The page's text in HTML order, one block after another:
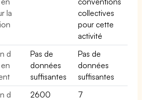
la
collectives
pour cette
activité
d
Pas de
données
suffisantes
Pas de
données
suffisantes
d
2600
7